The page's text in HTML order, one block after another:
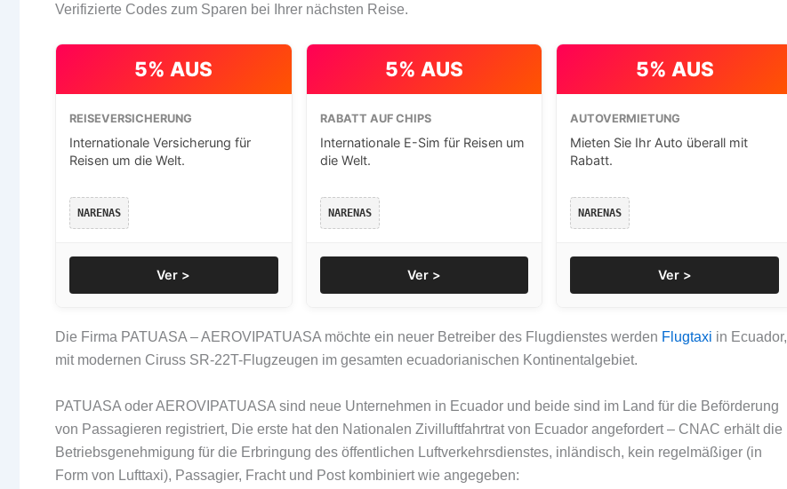
Verifizierte Codes zum Sparen bei Ihrer nächsten Reise.
5% AUS
REISEVERSICHERUNG
Internationale Versicherung für
Reisen um die Welt.
NARENAS
Ver >
5% AUS
RABATT AUF CHIPS
Internationale E-Sim für Reisen um
die Welt.
NARENAS
Ver >
5% AUS
AUTOVERMIETUNG
Mieten Sie Ihr Auto überall mit
Rabatt.
NARENAS
Ver >
Die Firma PATUASA – AEROVIPATUASA möchte ein neuer Betreiber des Flugdienstes werden Flugtaxi in Ecuador,
mit modernen Ciruss SR-22T-Flugzeugen im gesamten ecuadorianischen Kontinentalgebiet.
PATUASA oder AEROVIPATUASA sind neue Unternehmen in Ecuador und beide sind im Land für die Beförderung
von Passagieren registriert, Die erste hat den Nationalen Zivilluftfahrtrat von Ecuador angefordert – CNAC erhält die
Betriebsgenehmigung für die Erbringung des öffentlichen Luftverkehrsdienstes, inländisch, kein regelmäßiger (in
Form von Lufttaxi), Passagier, Fracht und Post kombiniert wie angegeben: